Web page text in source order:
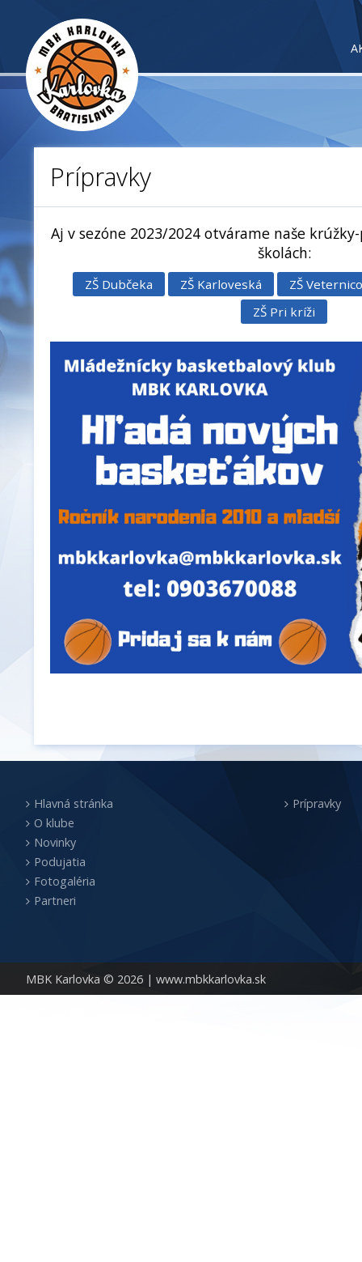
Prípravky
Aj v sezóne 2023/2024 otvárame naše
školách:
ZŠ Dubčeka ZŠ Karloveská
ZŠ
ZŠ Pri kríži
MBK Karlovka © 2026 | www.mbkkarlovka.sk
Hlavná stránka
O klube
Novinky
Podujatia
Fotogaléria
Partneri
Prípravky